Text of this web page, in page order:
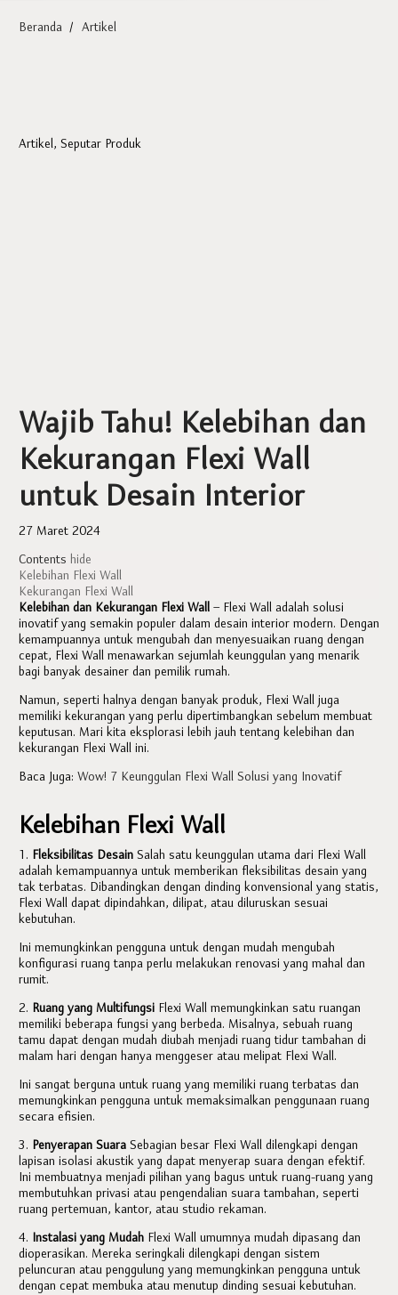
Beranda / Artikel
Artikel, Seputar Produk
Wajib Tahu! Kelebihan dan
Kekurangan Flexi Wall
untuk Desain Interior
27 Maret 2024
Contents hide
Kelebihan Flexi Wall
Kekurangan Flexi Wall
Kelebihan dan Kekurangan Flexi Wall – Flexi Wall adalah solusi
inovatif yang semakin populer dalam desain interior modern. Dengan
kemampuannya untuk mengubah dan menyesuaikan ruang dengan
cepat, Flexi Wall menawarkan sejumlah keunggulan yang menarik
bagi banyak desainer dan pemilik rumah.
Namun, seperti halnya dengan banyak produk, Flexi Wall juga
memiliki kekurangan yang perlu dipertimbangkan sebelum membuat
keputusan. Mari kita eksplorasi lebih jauh tentang kelebihan dan
kekurangan Flexi Wall ini.
Baca Juga: Wow! 7 Keunggulan Flexi Wall Solusi yang Inovatif
Kelebihan Flexi Wall
1. Fleksibilitas Desain Salah satu keunggulan utama dari Flexi Wall
adalah kemampuannya untuk memberikan fleksibilitas desain yang
tak terbatas. Dibandingkan dengan dinding konvensional yang statis,
Flexi Wall dapat dipindahkan, dilipat, atau diluruskan sesuai
kebutuhan.
Ini memungkinkan pengguna untuk dengan mudah mengubah
konfigurasi ruang tanpa perlu melakukan renovasi yang mahal dan
rumit.
2. Ruang yang Multifungsi Flexi Wall memungkinkan satu ruangan
memiliki beberapa fungsi yang berbeda. Misalnya, sebuah ruang
tamu dapat dengan mudah diubah menjadi ruang tidur tambahan di
malam hari dengan hanya menggeser atau melipat Flexi Wall.
Ini sangat berguna untuk ruang yang memiliki ruang terbatas dan
memungkinkan pengguna untuk memaksimalkan penggunaan ruang
secara efisien.
3. Penyerapan Suara Sebagian besar Flexi Wall dilengkapi dengan
lapisan isolasi akustik yang dapat menyerap suara dengan efektif.
Ini membuatnya menjadi pilihan yang bagus untuk ruang-ruang yang
membutuhkan privasi atau pengendalian suara tambahan, seperti
ruang pertemuan, kantor, atau studio rekaman.
4. Instalasi yang Mudah Flexi Wall umumnya mudah dipasang dan
dioperasikan. Mereka seringkali dilengkapi dengan sistem
peluncuran atau penggulung yang memungkinkan pengguna untuk
dengan cepat membuka atau menutup dinding sesuai kebutuhan.